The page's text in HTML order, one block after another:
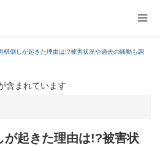
棋倒しが起きた理由は!?被害状況や過去の騒動も調
含まれています
が起きた理由は!?被害状